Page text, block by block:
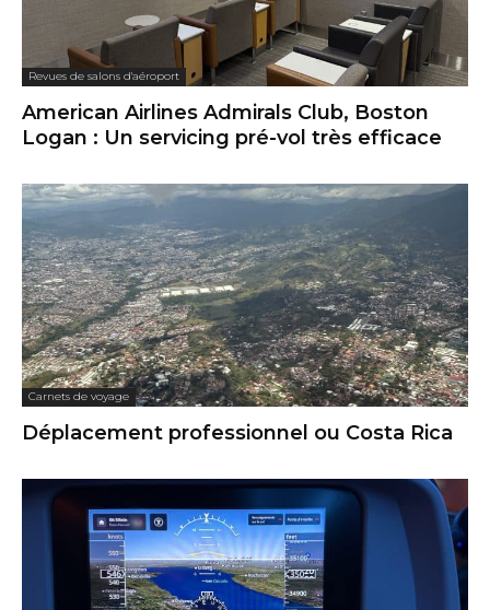
Revues de salons d'aéroport
American Airlines Admirals Club, Boston
Logan : Un servicing pré-vol très efficace
Carnets de voyage
Déplacement professionnel ou Costa Rica